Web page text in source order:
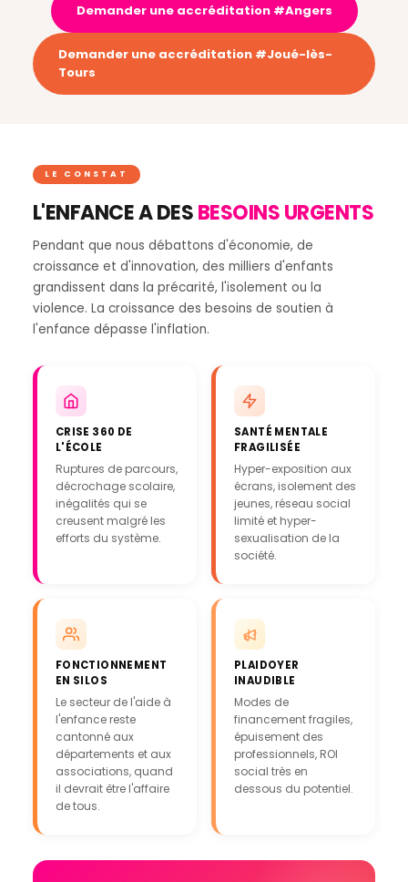
Demander une accréditation #Angers
Demander une accréditation #Joué-lès-
Tours
LE CONSTAT
L'ENFANCE A DESBESOINS URGENTS
Pendant que nous débattons d'économie, de
croissance et d'innovation, des milliers d'enfants
grandissent dans la précarité, l'isolement ou la
violence. La croissance des besoins de soutien à
l'enfance dépasse l'inflation.
CRISE 360 DE
L'ÉCOLE
Ruptures de parcours,
décrochage scolaire,
inégalités qui se
creusent malgré les
efforts du système.
SANTÉ MENTALE
FRAGILISÉE
Hyper-exposition aux
écrans, isolement des
jeunes, réseau social
limité et hyper-
sexualisation de la
société.
FONCTIONNEMENT
EN SILOS
Le secteur de l'aide à
l'enfance reste
cantonné aux
départements et aux
associations, quand
il devrait être l'affaire
de tous.
PLAIDOYER
INAUDIBLE
Modes de
financement fragiles,
épuisement des
professionnels, ROI
social très en
dessous du potentiel.